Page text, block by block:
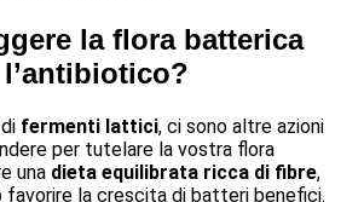
la flora batterica
fermenti lattici, ci sono altre azioni
per tutelare la vostra flora
una dieta equilibrata ricca di fibre,
favorire la crescita di batteri benefici.